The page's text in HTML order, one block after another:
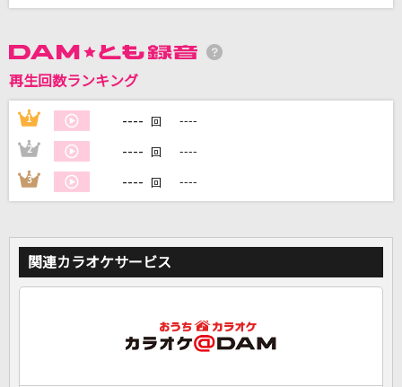
家族や友達と一緒に！練習にも！
再生回数ランキング
1 ---- 回 ----
2 ---- 回 ----
3 ---- 回 ----
関連カラオケサービス